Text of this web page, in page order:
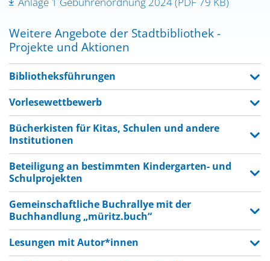
Weitere Angebote der Stadtbibliothek -
Projekte und Aktionen
Bibliotheksführungen
Vorlesewettbewerb
Bücherkisten für Kitas, Schulen und andere
Institutionen
Beteiligung an bestimmten Kindergarten- und
Schulprojekten
Gemeinschaftliche Buchrallye mit der
Buchhandlung „müritz.buch“
Lesungen mit Autor*innen